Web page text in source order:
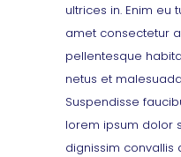
ultrices in. Enim eu
amet consectetur
pellentesque
netus et
Suspendisse
lorem ipsum dolor
dignissim convallis